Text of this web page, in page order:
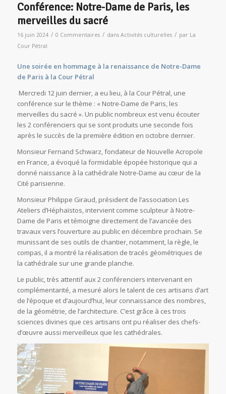
Conférence: Notre-Dame de Paris, les
merveilles du sacré
16 juin 2024 / 0 Commentaires / dans Activités culturelles / par La
Cour Pétral
Une soirée en hommage à la renaissance de Notre-Dame
de Paris à la Cour Pétral
Mercredi 12 juin dernier, a eu lieu, à la Cour Pétral, une
conférence sur le thème : « Notre-Dame de Paris, les
merveilles du sacré ». Un public nombreux est venu écouter
les 2 conférenciers qui se sont produits une seconde fois
après le succès de la première édition en octobre dernier.
Monsieur Fernand Schwarz, fondateur de Nouvelle Acropole
en France, a évoqué la formidable épopée historique qui a
donné naissance à la cathédrale Notre-Dame au cœur de la
Cité parisienne.
Monsieur Philippe Giraud, président de l’association Les
Ateliers d’Héphaïstos, intervient comme sculpteur à Notre-
Dame de Paris et témoigne directement de l’avancée des
travaux vers l’ouverture au public en décembre prochain. Se
munissant de ses outils de chantier, notamment, la règle, le
compas, il a montré la réalisation de tracés géométriques de
la cathédrale sur une grande planche.
Le public, très attentif aux 2 conférenciers intervenant en
complémentarité, a mesuré alors le talent de ces artisans d’art
de l’époque et d’aujourd’hui, leur connaissance des nombres,
de la géométrie, de l’architecture. C’est grâce à ces trois
sciences divines que ces artisans ont pu réaliser des chefs-
d’œuvre aussi merveilleux que les cathédrales.